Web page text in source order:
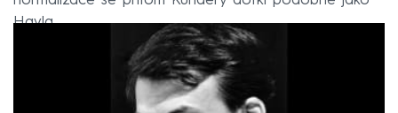
Havla.